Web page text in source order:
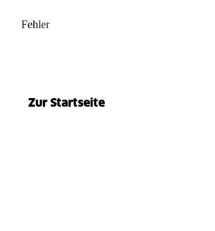
Fehler
Zur Startseite